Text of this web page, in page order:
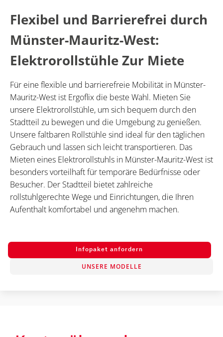
Flexibel und Barrierefrei durch
Münster-Mauritz-West:
Elektrorollstühle Zur Miete
Für eine flexible und barrierefreie Mobilität in Münster-
Mauritz-West ist Ergoflix die beste Wahl. Mieten Sie
unsere Elektrorollstühle, um sich bequem durch den
Stadtteil zu bewegen und die Umgebung zu genießen.
Unsere faltbaren Rollstühle sind ideal für den täglichen
Gebrauch und lassen sich leicht transportieren. Das
Mieten eines Elektrorollstuhls in Münster-Mauritz-West ist
besonders vorteilhaft für temporäre Bedürfnisse oder
Besucher. Der Stadtteil bietet zahlreiche
rollstuhlgerechte Wege und Einrichtungen, die Ihren
Aufenthalt komfortabel und angenehm machen.
Infopaket anfordern
UNSERE MODELLE